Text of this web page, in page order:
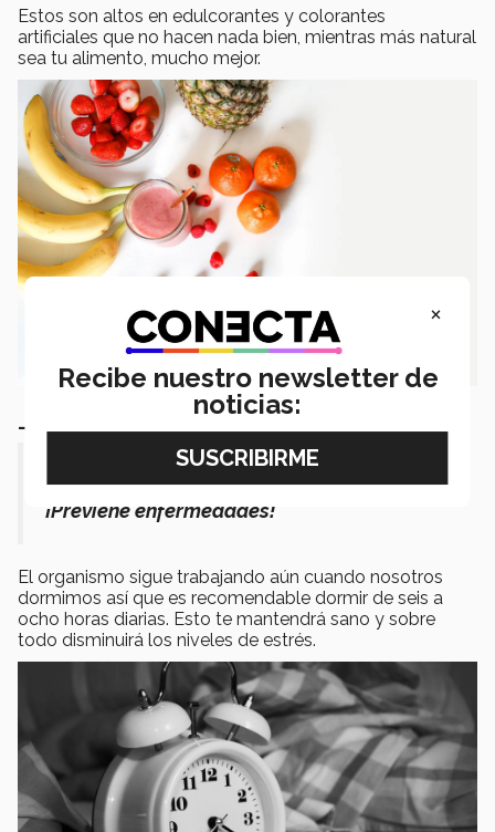
Estos son altos en edulcorantes y colorantes
artificiales que no hacen nada bien, mientras más natural
sea tu alimento, mucho mejor.
_________________________
Respeta tus horarios de sueño
¡Previene enfermedades!
El organismo sigue trabajando aún cuando nosotros
dormimos así que es recomendable dormir de seis a
ocho horas diarias. Esto te mantendrá sano y sobre
todo disminuirá los niveles de estrés.
×
Recibe nuestro newsletter de
noticias: